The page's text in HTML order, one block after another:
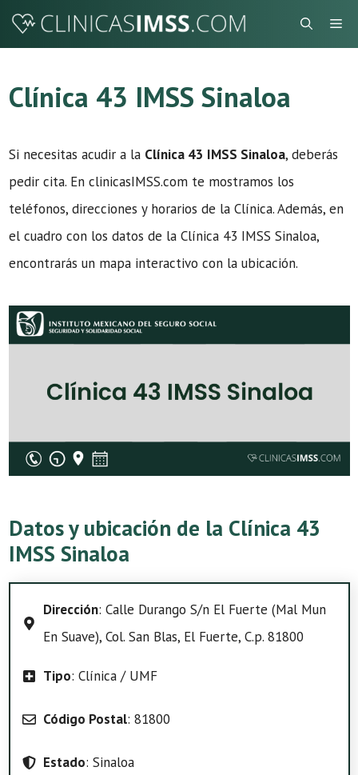
Saltar
Clínica 43 IMSS Sinaloa
Si necesitas acudir a la Clínica 43 IMSS Sinaloa, deberás
pedir cita. En clinicasIMSS.com te mostramos los
teléfonos, direcciones y horarios de la Clínica. Además, en
el cuadro con los datos de la Clínica 43 IMSS Sinaloa,
encontrarás un mapa interactivo con la ubicación.
Datos y ubicación de la Clínica 43
IMSS Sinaloa
Dirección: Calle Durango S/n El Fuerte (Mal Mun
En Suave), Col. San Blas, El Fuerte, C.p. 81800
Tipo: Clínica / UMF
Código Postal: 81800
Estado: Sinaloa